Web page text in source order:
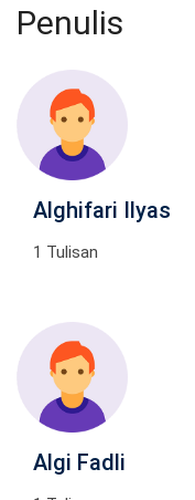
Penulis
Alghifari Ilyas
1 Tulisan
Algi Fadli